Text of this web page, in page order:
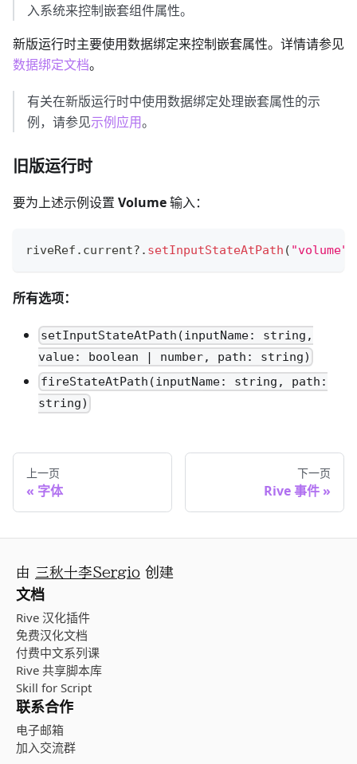
入系统来控制嵌套组件属性。
新版运行时主要使用数据绑定来控制嵌套属性。详情请参见
数据绑定文档。
有关在新版运行时中使用数据绑定处理嵌套属性的示
例，请参见示例应用。
旧版运行时
要为上述示例设置 Volume输入：
riveRef . current?. setInputStateAtPath ( "volume"
所有选项：
setInputStateAtPath(inputName: string,
value: boolean | number, path: string)
fireStateAtPath(inputName: string, path:
string)
上一页
字体
下一页
Rive 事件
由 三秋十李Sergio 创建
文档
Rive 汉化插件
免费汉化文档
付费中文系列课
Rive 共享脚本库
Skill for Script
联系合作
电子邮箱
加入交流群